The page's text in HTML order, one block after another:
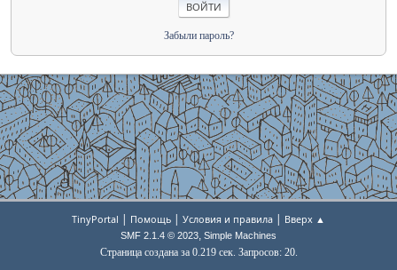
Забыли пароль?
TinyPortal | Помощь | Условия и правила | Вверх ▲
SMF 2.1.4 © 2023, Simple Machines
Страница создана за 0.219 сек. Запросов: 20.